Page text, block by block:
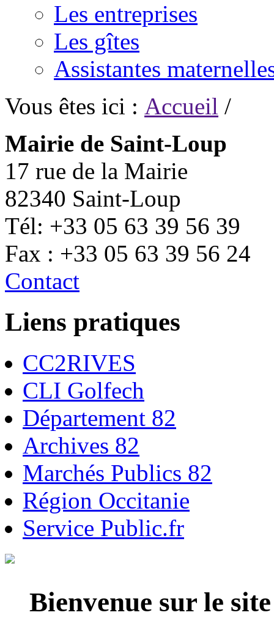
Les entreprises
Les gîtes
Assistantes
Vous êtes ici : Accueil /
Mairie de Saint-Loup
17 rue de la Mairie
82340 Saint-Loup
Tél: +33 05 63 39 56 39
Fax : +33 05 63 39 56 24
Contact
Liens pratiques
CC2RIVES
CLI Golfech
Département 82
Archives 82
Marchés Publics 82
Région Occitanie
Service Public.fr
Bienvenue sur le